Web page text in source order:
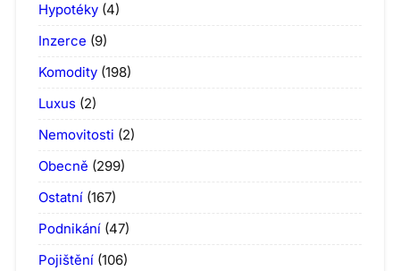
Hypotéky (4)
Inzerce (9)
Komodity (198)
Luxus (2)
Nemovitosti (2)
Obecně (299)
Ostatní (167)
Podnikání (47)
Pojištění (106)